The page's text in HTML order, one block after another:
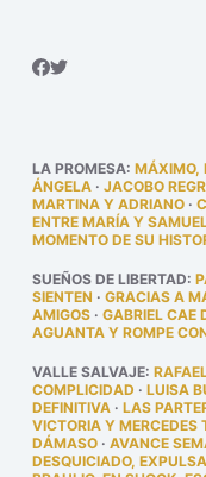
LA PROMESA: MÁXIMO,
ÁNGELA· JACOBO
MARTINA Y ADRIANO·
ENTRE MARÍA Y
MOMENTO DE SU
SUEÑOS DE LIBERTAD:
SIENTEN · GRACIAS A
AMIGOS· GABRIEL CAE
AGUANTA Y ROMPE
VALLE SALVAJE:
COMPLICIDAD · LUISA
DEFINITIVA· LAS
VICTORIA Y MERCEDES
DÁMASO· AVANCE
DESQUICIADO,